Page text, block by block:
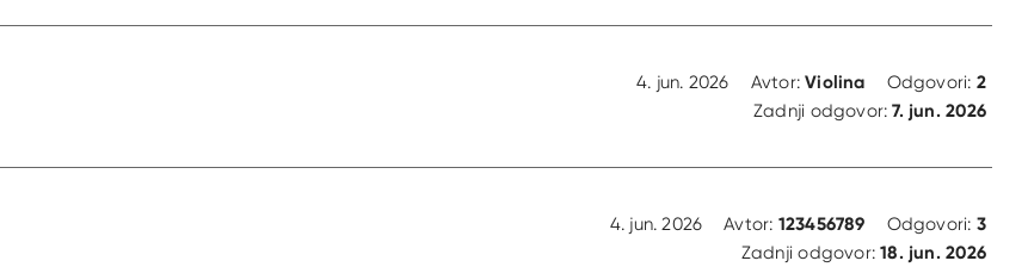
4. jun. 2026 Avtor:Violina Odgovori: 2
Zadnji odgovor:7. jun. 2026
4. jun. 2026 Avtor: 123456789 Odgovori: 3
Zadnji odgovor:18. jun. 2026